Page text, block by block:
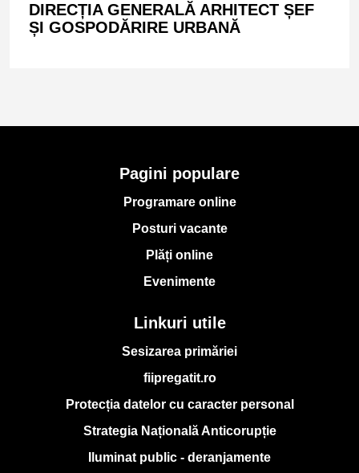
DIRECȚIA GENERALĂ ARHITECT ȘEF
ȘI GOSPODĂRIRE URBANĂ
Pagini populare
Programare online
Posturi vacante
Plăți online
Evenimente
Linkuri utile
Sesizarea primăriei
fiipregatit.ro
Protecția datelor cu caracter personal
Strategia Națională Anticorupție
Iluminat public - deranjamente